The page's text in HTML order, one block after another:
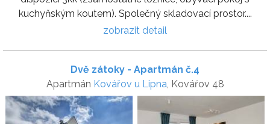
kuchyňským koutem). Společný skladovací prostor....
zobrazit detail
Dvě zátoky - Apartmán č.4
Apartmán Kovářov u Lipna, Kováŕov 48